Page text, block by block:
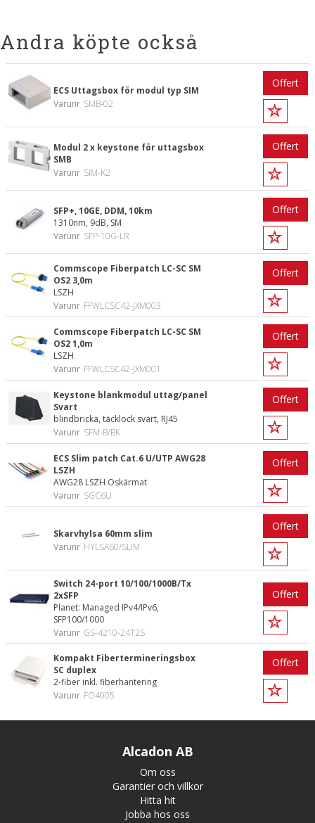
Andra köpte också
ECS Uttagsbox för modul typ SIM
Varunr SMB-02
Offert
Modul 2 x keystone för uttagsbox
SMB
Varunr SIM-K2
Offert
SFP+, 10GE, DDM, 10km
1310nm, 9dB, SM
Varunr SFP-10G-LR
Offert
Commscope Fiberpatch LC-SC SM
OS2 3,0m
LSZH
Varunr FFWLCSC42-JXM003
Offert
Commscope Fiberpatch LC-SC SM
OS2 1,0m
LSZH
Varunr FFWLCSC42-JXM001
Offert
Keystone blankmodul uttag/panel
Svart
blindbricka, täcklock svart, RJ45
Varunr SFM-B/BK
Offert
ECS Slim patch Cat.6 U/UTP AWG28
LSZH
AWG28 LSZH Oskärmat
Varunr SGC6U
Offert
Skarvhylsa 60mm slim
Varunr HYLSA60/SLIM
Offert
Switch 24-port 10/100/1000B/Tx
2xSFP
Planet: Managed IPv4/IPv6,
SFP100/1000
Varunr GS-4210-24T2S
Offert
Kompakt Fibertermineringsbox
SC duplex
2-fiber inkl. fiberhantering
Varunr FO4005
Offert
Alcadon AB
Om oss
Garantier och villkor
Hitta hit
Jobba hos oss